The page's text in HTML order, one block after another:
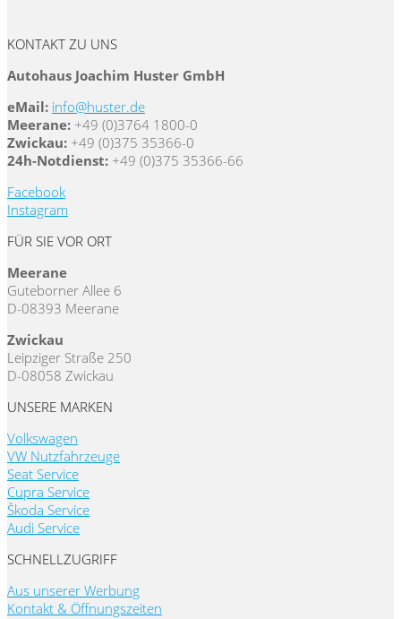
KONTAKT ZU UNS
Autohaus Joachim Huster GmbH
eMail: info@huster.de
Meerane: +49 (0)3764 1800-0
Zwickau: +49 (0)375 35366-0
24h-Notdienst: +49 (0)375 35366-66
Facebook
Instagram
FÜR SIE VOR ORT
Meerane
Guteborner Allee 6
D-08393 Meerane
Zwickau
Leipziger Straße 250
D-08058 Zwickau
UNSERE MARKEN
Volkswagen
VW Nutzfahrzeuge
Seat Service
Cupra Service
Škoda Service
Audi Service
SCHNELLZUGRIFF
Aus unserer Werbung
Kontakt & Öffnungszeiten